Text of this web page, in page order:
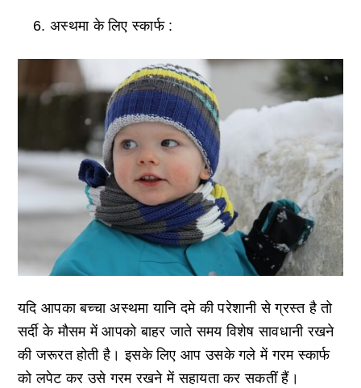
अस्थमा के लिए स्कार्फ :
यदि आपका बच्चा अस्थमा यानि दमे की परेशानी से ग्रस्त है तो
सर्दी के मौसम में आपको बाहर जाते समय विशेष सावधानी रखने
की जरूरत होती है। इसके लिए आप उसके गले में गरम स्कार्फ
को लपेट कर उसे गरम रखने में सहायता कर सकतीं हैं।